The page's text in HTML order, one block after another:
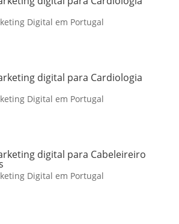
Digital em Portugal
digital para Cardiologia
Digital em Portugal
digital para Cabeleireiro
Digital em Portugal